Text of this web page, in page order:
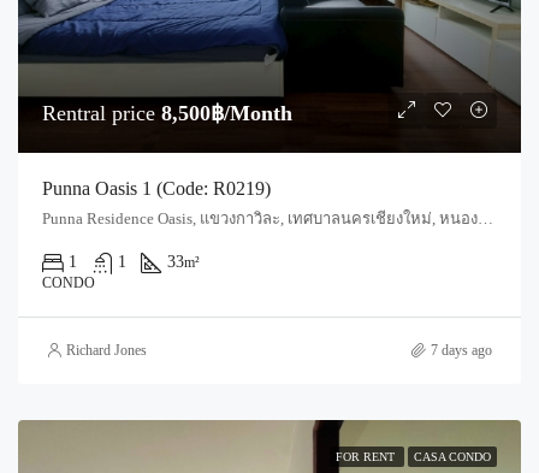
Rentral price 8,500฿/Month
Punna Oasis 1 (Code: R0219)
1 1 33m²
CONDO
Richard Jones 7 days ago
FOR RENT CASA CONDO